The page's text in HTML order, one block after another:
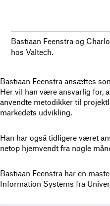
Bastiaan Feenstra og
hos Valtech.
Bastiaan Feenstra ansættes
Her vil han være ansvarlig for,
anvendte metodikker til
markedets udvikling.
Han har også tidligere været
netop hjemvendt fra nogle
Bastiaan Feenstra har en
Information Systems fra